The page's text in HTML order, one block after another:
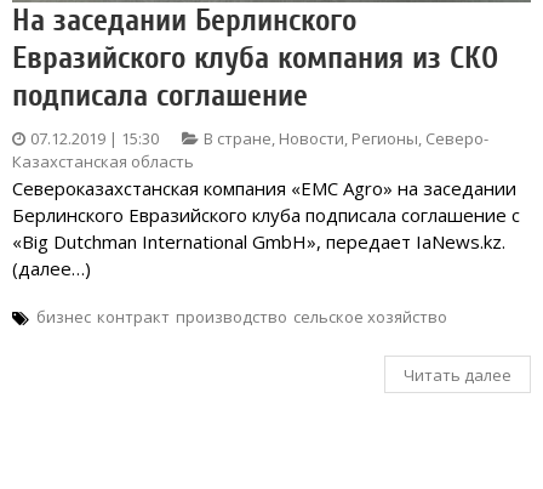
На заседании Берлинского
Евразийского клуба компания из СКО
подписала соглашение
07.12.2019 | 15:30 В стране, Новости, Регионы, Северо-
Казахстанская область
Североказахстанская компания «EMC Agro» на заседании
Берлинского Евразийского клуба подписала соглашение с
«Big Dutchman International GmbH», передает IaNews.kz.
(далее…)
бизнес контракт производство сельское хозяйство
Читать далее